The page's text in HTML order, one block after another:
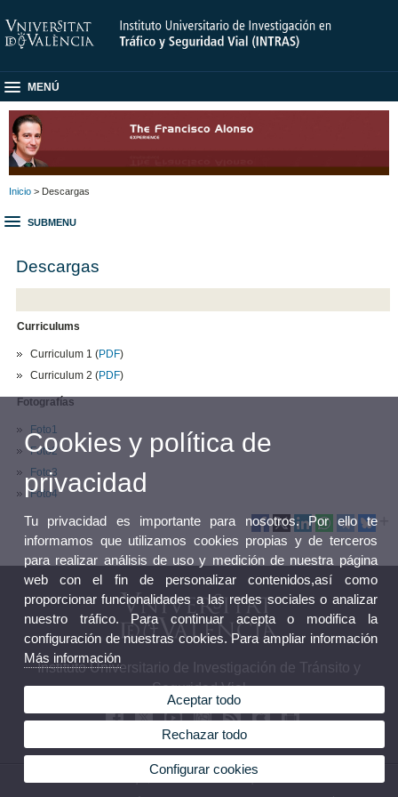
MENÚ
Inicio > Descargas
SUBMENU
Descargas
Curriculums
Curriculum 1 (PDF)
Curriculum 2 (PDF)
Fotografías
Foto1
Foto2
Foto3
Foto4
Instituto Universitario de Investigación de Tránsito y
Seguridad Vial
© 2026 UV. - C/Serpis, 29. 46022. Valencia. España. Tel. 961 625 693
Cookies y política de
privacidad
Tu privacidad es importante para nosotros. Por ello te
informamos que utilizamos cookies propias y de terceros
para realizar análisis de uso y medición de nuestra página
web con el fin de personalizar contenidos,así como
proporcionar funcionalidades a las redes sociales o analizar
nuestro tráfico. Para continuar acepta o modifica la
configuración de nuestras cookies. Para ampliar información
Más información
Aceptar todo
Rechazar todo
Configurar cookies